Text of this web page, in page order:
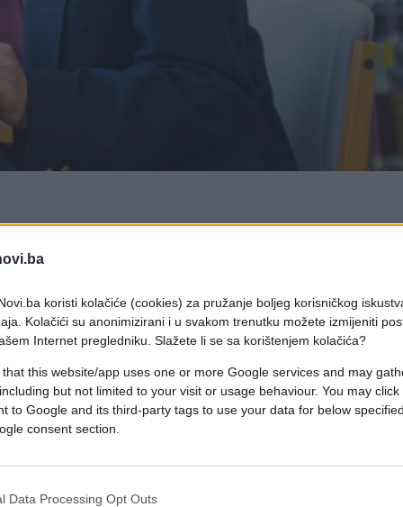
koristi kolačiće (cookies) za pružanje boljeg korisničkog
Kolačići su anonimizirani i u svakom trenutku možete izmijeniti
Internet pregledniku. Slažete li se sa korištenjem kolačića?
that this website/app uses one or more Google services and may
but not limited to your visit or usage behaviour. You may
to Google and its third-party tags to use your data for below
consent section.
Data Processing Opt Outs
ali sa jednom velikom razlikom. Dok većina
predstavljaju 2% svih usvajanja. Muškarci u
98%, ili skoro 90.000 lica u 2008.
odrasli.
vještine nisu baš u svim slučajevima nasljedni.
nakon smrti njihovog osnivača.
koje posluju širom svijeta već 200
prenosi economist.com.